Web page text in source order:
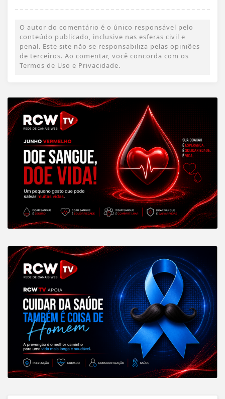
O autor do comentário é o único responsável pelo
conteúdo publicado, inclusive nas esferas civil e
penal. Este site não se responsabiliza pelas opiniões
de terceiros. Ao comentar, você concorda com os
Termos de Uso e Privacidade.